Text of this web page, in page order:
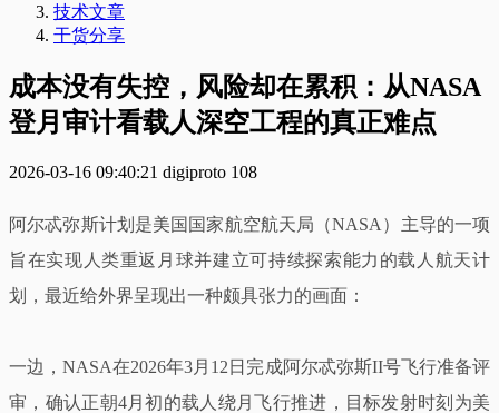
技术文章
干货分享
成本没有失控，风险却在累积：从NASA
登月审计看载人深空工程的真正难点
2026-03-16 09:40:21 digiproto 108
阿尔忒弥斯计划是美国国家航空航天局（NASA）主导的一项
旨在实现人类重返月球并建立可持续探索能力的载人航天计
划‌，最近给外界呈现出一种颇具张力的画面：
一边，NASA在2026年3月12日完成阿尔忒弥斯II号飞行准备评
审，确认正朝4月初的载人绕月飞行推进，目标发射时刻为美